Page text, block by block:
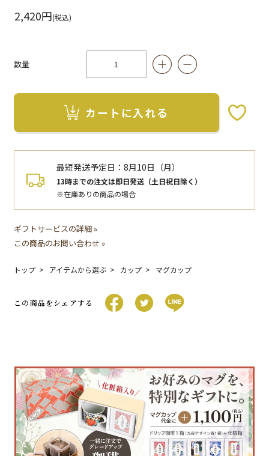
2,420円(税込)
数量
カートに入れる
最短発送予定日：8月10日（月）
13時までの注文は即日発送（土日祝日除く）
※在庫ありの商品の場合
ギフトサービスの詳細 »
この商品のお問い合わせ »
トップ アイテムから選ぶ カップ マグカップ
この商品をシェアする